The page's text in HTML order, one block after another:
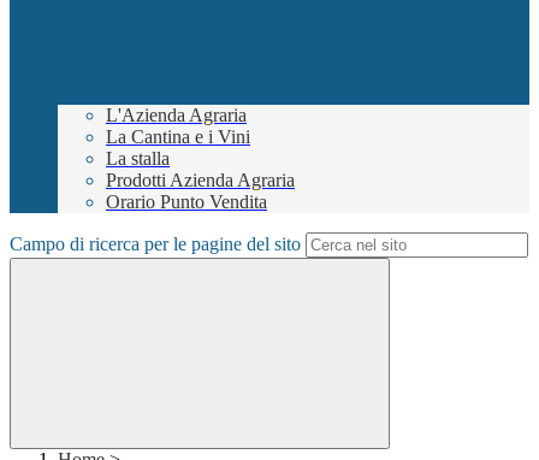
L'Azienda Agraria
La Cantina e i Vini
La stalla
Prodotti Azienda Agraria
Orario Punto Vendita
Campo di ricerca per le pagine del sito